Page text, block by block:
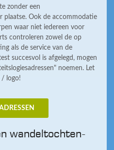
zonder een
plaatse. Ook de accommodatie
waar niet iedereen voor
controleren zowel de op
als de service van de
succesvol is afgelegd, mogen
noemen. Let
/ logo!
wandeltochten-